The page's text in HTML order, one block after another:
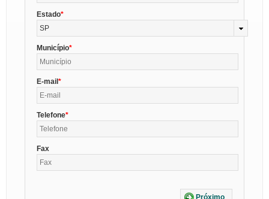
Estado
SP
Município
E-mail
Telefone
Fax
Próximo